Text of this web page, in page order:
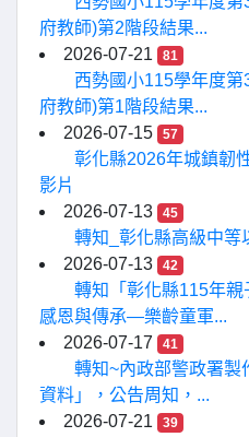
府教師)第2階段結果...
2026-07-21
81
西勢國小115學年度
府教師)第1階段結果...
2026-07-15
57
彰化縣2026年城鎮韌
影片
2026-07-13
45
轉知_彰化縣高級中等
2026-07-13
42
轉知「彰化縣115年
感恩與傳承—樂齡童軍...
2026-07-17
41
轉知~內政部警政署製
資料」，公告周知，...
2026-07-21
39